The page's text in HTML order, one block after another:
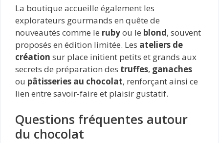
La boutique accueille également les
explorateurs gourmands en quête de
nouveautés comme le rubyou le blond, souvent
proposés en édition limitée. Les ateliers de
création sur place initient petits et grands aux
secrets de préparation des truffes, ganaches
ou pâtisseries au chocolat, renforçant ainsi ce
lien entre savoir-faire et plaisir gustatif.
Questions fréquentes autour
du chocolat